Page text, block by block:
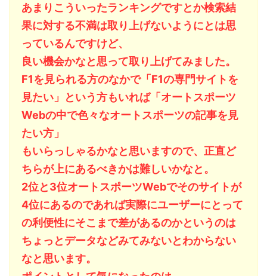
あまりこういったランキングですとか検索結
果に対する不満は取り上げないようにとは思
っているんですけど、
良い機会かなと思って取り上げてみました。
F1を見られる方のなかで「F1の専門サイトを
見たい」という方もいれば「オートスポーツ
Webの中で色々なオートスポーツの記事を見
たい方」
もいらっしゃるかなと思いますので、正直ど
ちらが上にあるべきかは難しいかなと。
2位と3位オートスポーツWebでそのサイトが
4位にあるのであれば実際にユーザーにとって
の利便性にそこまで差があるのかというのは
ちょっとデータなどみてみないとわからない
なと思います。